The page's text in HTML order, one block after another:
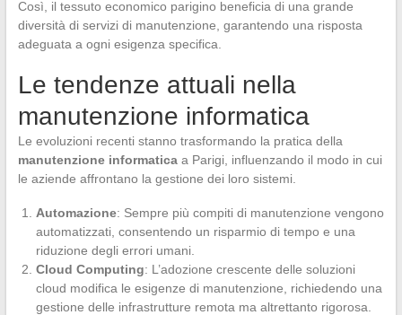
Così, il tessuto economico parigino beneficia di una grande
diversità di servizi di manutenzione, garantendo una risposta
adeguata a ogni esigenza specifica.
Le tendenze attuali nella
manutenzione informatica
Le evoluzioni recenti stanno trasformando la pratica della
manutenzione informaticaa Parigi, influenzando il modo in cui
le aziende affrontano la gestione dei loro sistemi.
Automazione: Sempre più compiti di manutenzione vengono
automatizzati, consentendo un risparmio di tempo e una
riduzione degli errori umani.
Cloud Computing: L’adozione crescente delle soluzioni
cloud modifica le esigenze di manutenzione, richiedendo una
gestione delle infrastrutture remota ma altrettanto rigorosa.